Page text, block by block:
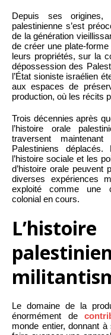
Depuis ses origines,
palestinienne s’est
de la génération
de créer une plate-
leurs propriétés, sur la
dépossession des
l’État sioniste israélien
aux espaces de
production, où les récits
Trois décennies après
l’histoire orale
traversent
Palestiniens
l’histoire sociale et les
d’histoire orale peuvent
diverses expériences
exploité comme une
colonial en cours.
Le domaine de la
énormément de
monde entier, donnant